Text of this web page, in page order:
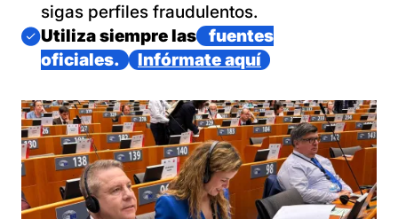
sigas perfiles fraudulentos.
Imagen
Utiliza siempre las
fuentes
oficiales.
Infórmate aquí